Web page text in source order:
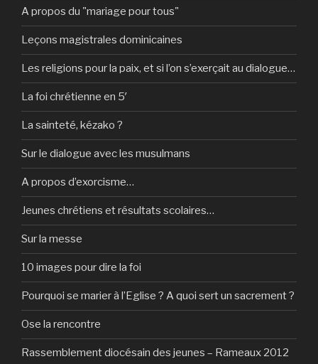
A propos du "mariage pour tous"
Leçons magistrales dominicaines
Les religions pour la paix, et si l’on s’exerçait au dialogue…
La foi chrétienne en 5′
La sainteté, kézako ?
Sur le dialogue avec les musulmans
A propos d’exorcisme…
Jeunes chrétiens et résultats scolaires…
Sur la messe
10 images pour dire la foi
Pourquoi se marier à l’Eglise ? A quoi sert un sacrement ?
Ose la rencontre
Rassemblement diocésain des jeunes – Rameaux 2012